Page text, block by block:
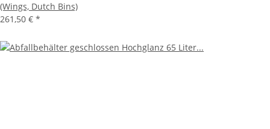
(Wings, Dutch Bins)
261,50 € *